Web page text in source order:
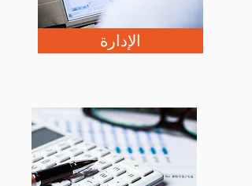
الإدارة